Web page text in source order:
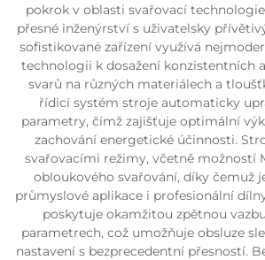
Projekty
Aktuality
Kontaktujte nás
Blog
pokrok v oblasti svařovací
přesné inženýrství s uživatelsky
sofistikované zařízení využívá
technologii k dosažení konzistentních
svarů na různých materiálech a
řídicí systém stroje automaticky
parametry, čímž zajišťuje optimální
zachování energetické účinnosti.
svařovacími režimy, včetně možností
obloukového svařování, díky čemuž
průmyslové aplikace i profesionální
poskytuje okamžitou zpětnou
parametrech, což umožňuje obsluze
nastavení s bezprecedentní přesností.